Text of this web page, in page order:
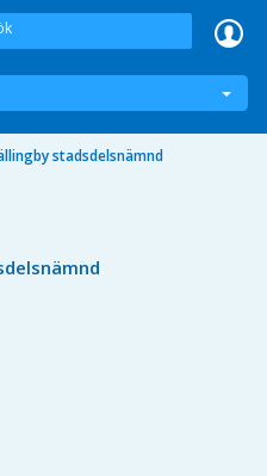
stadsdelsnämnd